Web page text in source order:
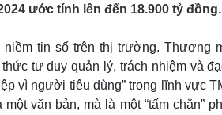
ảnh
Giải trí
Nghệ sĩ
Thời trang
Sao Việt
ước tính lên đến 18.900 tỷ đồng.
tin số trên thị trường. Thương
tư duy quản lý, trách nhiệm và
vì người tiêu dùng” trong lĩnh vực
văn bản, mà là một “tấm chắn”